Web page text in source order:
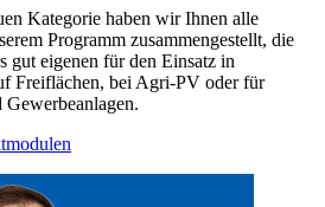
Kategorie haben wir Ihnen alle
Programm zusammengestellt, die
gut eigenen für den Einsatz in
Freiflächen, bei Agri-PV oder für